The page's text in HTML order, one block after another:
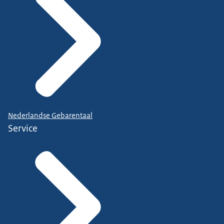
Nederlandse Gebarentaal
Service